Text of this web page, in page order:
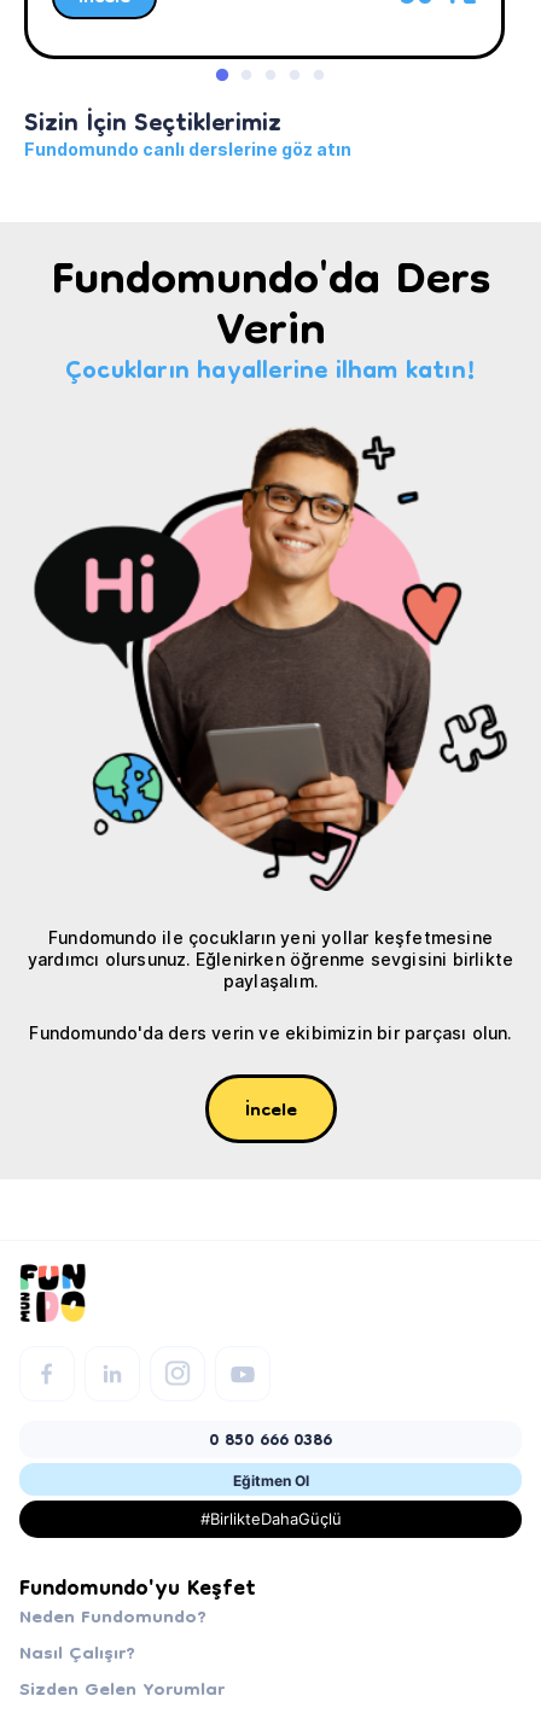
Sizin İçin Seçtiklerimiz
Fundomundo canlı derslerine göz atın
Fundomundo'da Ders
Verin
Çocukların hayallerine ilham katın!
Fundomundo ile çocukların yeni yollar keşfetmesine
yardımcı olursunuz. Eğlenirken öğrenme sevgisini birlikte
paylaşalım.
Fundomundo'da ders verin ve ekibimizin bir parçası olun.
İncele
0 850 666 0386
Eğitmen Ol
#BirlikteDahaGüçlü
Fundomundo'yu Keşfet
Neden Fundomundo?
Nasıl Çalışır?
Sizden Gelen Yorumlar